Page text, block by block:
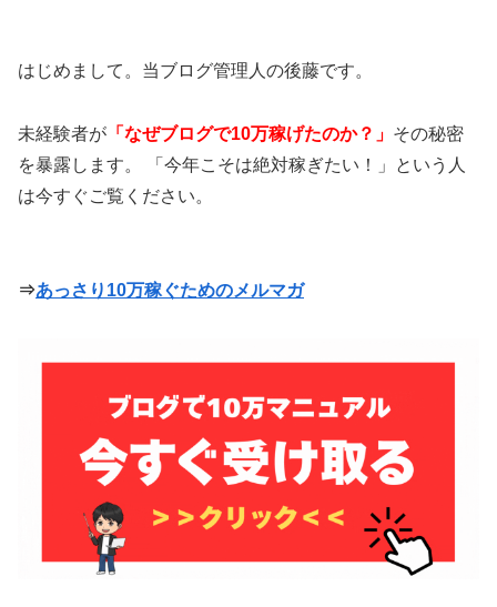
はじめまして。当ブログ管理人の後藤です。
未経験者が 「なぜブログで10万稼げたのか？」 その秘密
を暴露します。 「今年こそは絶対稼ぎたい！」という人
は今すぐご覧ください。
⇒あっさり10万稼ぐためのメルマガ